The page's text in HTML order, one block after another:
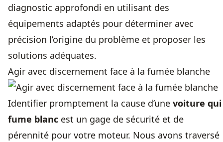
diagnostic approfondi en utilisant des
équipements adaptés pour déterminer avec
précision l’origine du problème et proposer les
solutions adéquates.
Agir avec discernement face à la fumée blanche
Identifier promptement la cause d’une voiture qui
fume blanc est un gage de sécurité et de
pérennité pour votre moteur. Nous avons traversé